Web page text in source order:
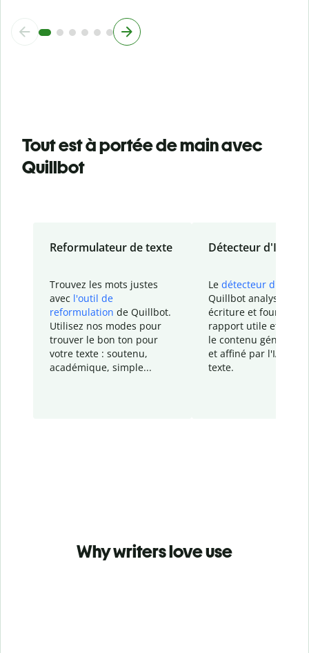
Tout est à portée de main avec
Quillbot
Reformulateur de texte
Trouvez les mots justes
avec l'outil de
reformulation de Quillbot.
Utilisez nos modes pour
trouver le bon ton pour
votre texte : soutenu,
académique, simple...
Détecteur d'IA
Le détecteur d'IA
Quillbot analyse votre
écriture et fournit un
rapport utile et
le contenu généré
et affiné par l'IA
texte.
Why writers love use